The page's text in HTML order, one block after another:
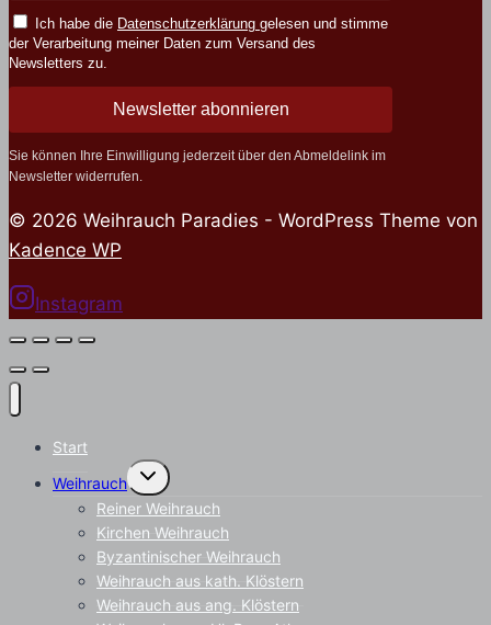
Ich habe die Datenschutzerklärung gelesen und stimme
der Verarbeitung meiner Daten zum Versand des
Newsletters zu.
Newsletter abonnieren
Sie können Ihre Einwilligung jederzeit über den Abmeldelink im
Newsletter widerrufen.
© 2026 Weihrauch Paradies - WordPress Theme von
Kadence WP
Instagram
Start
Weihrauch
Untermenü
umschalten
Reiner Weihrauch
Kirchen Weihrauch
Byzantinischer Weihrauch
Weihrauch aus kath. Klöstern
Weihrauch aus ang. Klöstern